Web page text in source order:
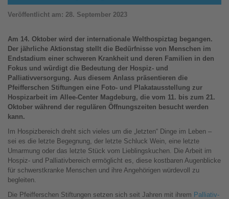
Veröffentlicht am: 28. September 2023
Am 14. Oktober wird der internationale Welthospiztag begangen.
Der jährliche Aktionstag stellt die Bedürfnisse von Menschen im
Endstadium einer schweren Krankheit und deren Familien in den
Fokus und würdigt die Bedeutung der Hospiz- und
Palliativversorgung. Aus diesem Anlass präsentieren die
Pfeifferschen Stiftungen eine Foto- und Plakatausstellung zur
Hospizarbeit im Allee-Center Magdeburg, die vom 11. bis zum 21.
Oktober während der regulären Öffnungszeiten besucht werden
kann.
Im Hospizbereich dreht sich vieles um die „letzten“ Dinge im Leben –
sei es die letzte Begegnung, der letzte Schluck Wein, eine letzte
Umarmung oder das letzte Stück vom Lieblingskuchen. Die Arbeit im
Hospiz- und Palliativbereich ermöglicht es, diese kostbaren Augenblicke
für schwerstkranke Menschen und ihre Angehörigen würdevoll zu
begleiten.
Die Pfeifferschen Stiftungen setzen sich seit Jahren mit ihrem Palliativ-